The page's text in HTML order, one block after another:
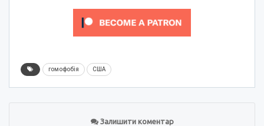
гомофобія США
Залишити коментар